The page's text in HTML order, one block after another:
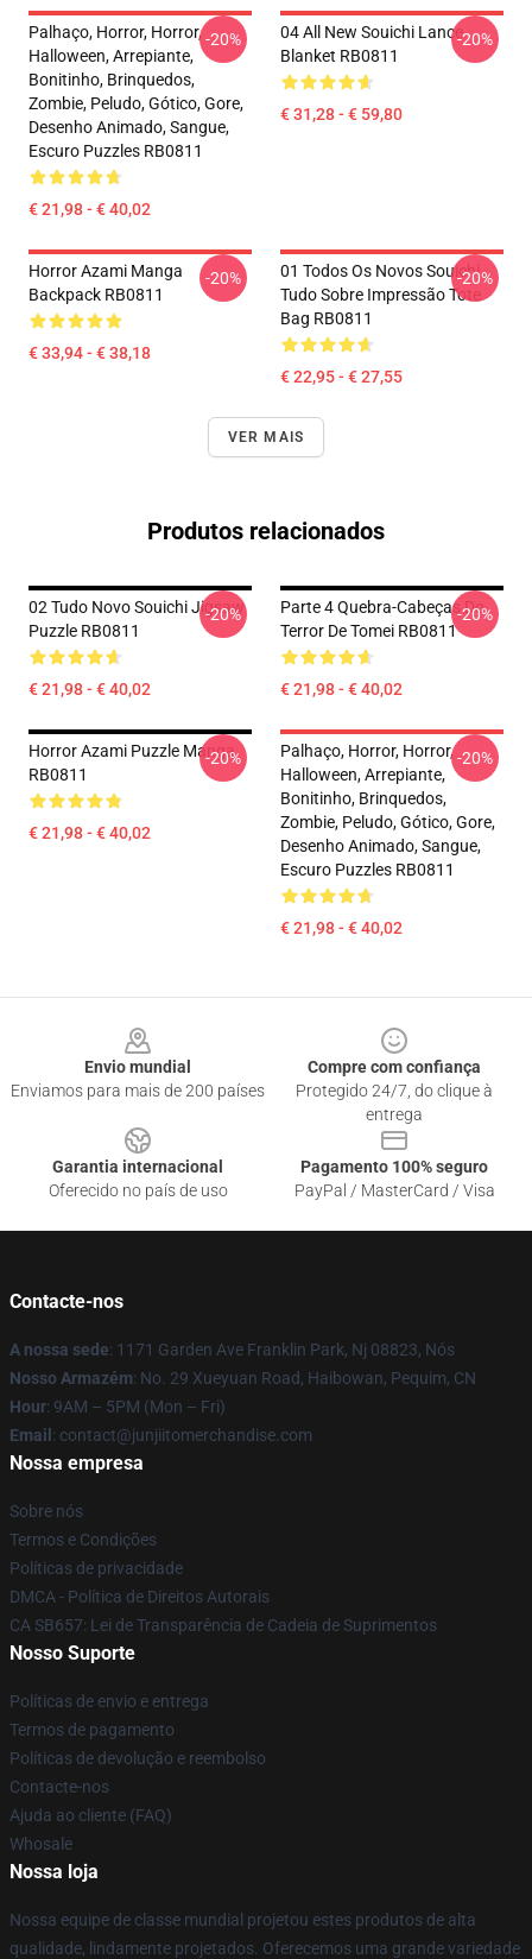
Palhaço, Horror, Horror,
Halloween, Arrepiante,
Bonitinho, Brinquedos,
Zombie, Peludo, Gótico, Gore,
Desenho Animado, Sangue,
Escuro Puzzles RB0811
€ 21,98 - € 40,02
-20%
04 All New Souichi Lance
Blanket RB0811
€ 31,28 - € 59,80
-20%
Horror Azami Manga
Backpack RB0811
€ 33,94 - € 38,18
-20%
01 Todos Os Novos Souichi
Tudo Sobre Impressão Tote
Bag RB0811
€ 22,95 - € 27,55
-20%
VER MAIS
Produtos relacionados
02 Tudo Novo Souichi Jigsaw
Puzzle RB0811
€ 21,98 - € 40,02
-20%
Parte 4 Quebra-Cabeças Do
Terror De Tomei RB0811
€ 21,98 - € 40,02
-20%
Horror Azami Puzzle Manga
RB0811
€ 21,98 - € 40,02
-20%
Palhaço, Horror, Horror,
Halloween, Arrepiante,
Bonitinho, Brinquedos,
Zombie, Peludo, Gótico, Gore,
Desenho Animado, Sangue,
Escuro Puzzles RB0811
€ 21,98 - € 40,02
-20%
Envio mundial
Enviamos para mais de 200 países
Compre com confiança
Protegido 24/7, do clique à
entrega
Garantia internacional
Oferecido no país de uso
Pagamento 100% seguro
PayPal / MasterCard / Visa
Contacte-nos
A nossa sede: 1171 Garden Ave Franklin Park, Nj 08823, Nós
Nosso Armazém: No. 29 Xueyuan Road, Haibowan, Pequim, CN
Hour: 9AM – 5PM (Mon – Fri)
Email : contact@junjiitomerchandise.com
Nossa empresa
Sobre nós
Termos e Condições
Políticas de privacidade
DMCA - Política de Direitos Autorais
CA SB657: Lei de Transparência de Cadeia de Suprimentos
Nosso Suporte
Políticas de envio e entrega
Termos de pagamento
Políticas de devolução e reembolso
Contacte-nos
Ajuda ao cliente (FAQ)
Whosale
Nossa loja
Nossa equipe de classe mundial projetou estes produtos de alta
qualidade, lindamente projetados. Oferecemos uma grande variedade